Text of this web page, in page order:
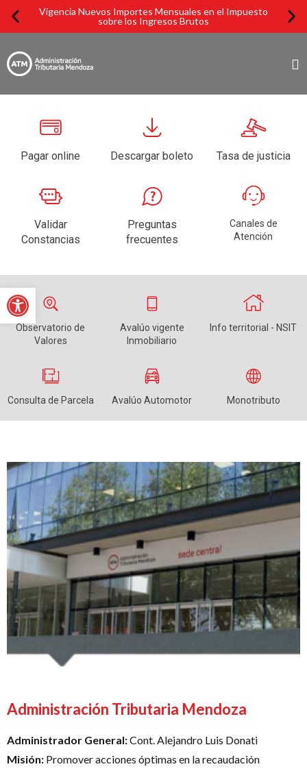
Vigencia Nuevos Importes Mensuales en el Impuesto
sobre los Ingresos Brutos
Pagar online Descargar boleto Tasa de justicia
Validar
Constancias
Preguntas
frecuentes
Canales de
Atención
Observatorio de
Valores
Avalúo vigente
Inmobiliario
Info territorial - NSIT
Consulta de Parcela Avalúo Automotor Monotributo
Administración Tributaria Mendoza
Administrador General:Cont. Alejandro Luis Donati
Misión: Promover acciones óptimas en la recaudación
Abrir barra de herramientas